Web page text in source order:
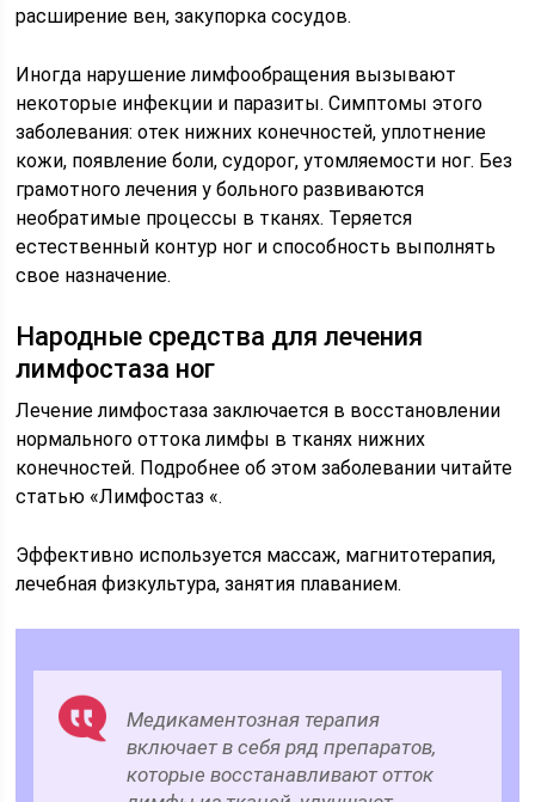
расширение вен, закупорка сосудов.
Иногда нарушение лимфообращения вызывают
некоторые инфекции и паразиты. Симптомы этого
заболевания: отек нижних конечностей, уплотнение
кожи, появление боли, судорог, утомляемости ног. Без
грамотного лечения у больного развиваются
необратимые процессы в тканях. Теряется
естественный контур ног и способность выполнять
свое назначение.
Народные средства для лечения
лимфостаза ног
Лечение лимфостаза заключается в восстановлении
нормального оттока лимфы в тканях нижних
конечностей. Подробнее об этом заболевании читайте
статью «Лимфостаз «.
Эффективно используется массаж, магнитотерапия,
лечебная физкультура, занятия плаванием.
Медикаментозная терапия
включает в себя ряд препаратов,
которые восстанавливают отток